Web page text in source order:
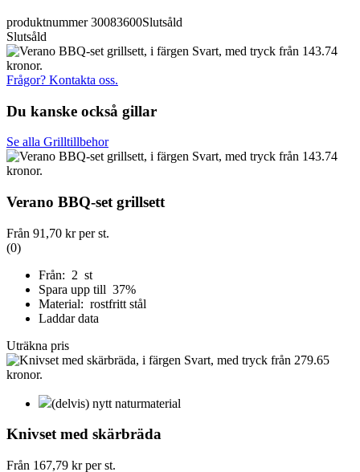
produktnummer 30083600Slutsåld
Slutsåld
Frågor? Kontakta oss.
Du kanske också gillar
Se alla Grilltillbehor
Verano BBQ-set grillsett
Från 91,70 krper st.
(0)
Från: 2 st
Spara upp till 37%
Material: rostfritt stål
Laddar data
Uträkna pris
(delvis) nytt naturmaterial
Knivset med skärbräda
Från 167,79 krper st.